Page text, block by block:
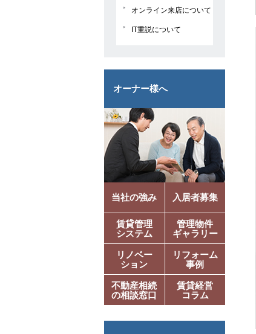
オンライン来店について
IT重説について
オーナー様へ
当社の強み 入居者募集
賃貸管理
システム
管理物件
ギャラリー
リノベー
ション
リフォーム
事例
不動産相続
の相談窓口
賃貸経営
コラム